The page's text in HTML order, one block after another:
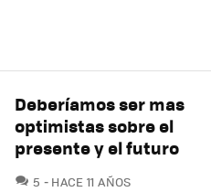
Deberíamos ser mas
optimistas sobre el
presente y el futuro
5 COMENTARIOS
HACE 11 AÑOS